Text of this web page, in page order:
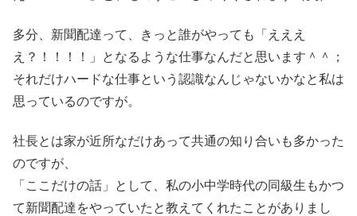
多分、新聞配達って、きっと誰がやっても「えええ
え？！！！！」となるような仕事なんだと思います＾＾；
それだけハードな仕事という認識なんじゃないかなと私は
思っているのですが。
社長とは家が近所なだけあって共通の知り合いも多かった
のですが、
「ここだけの話」として、私の小中学時代の同級生もかつ
て新聞配達をやっていたと教えてくれたことがありまし